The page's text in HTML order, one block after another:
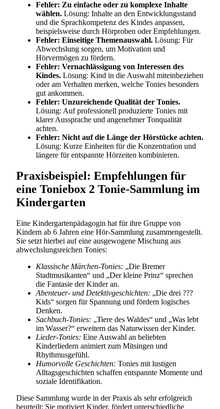
Fehler: Zu einfache oder zu komplexe Inhalte
wählen. Lösung: Inhalte an den Entwicklungsstand
und die Sprachkompetenz des Kindes anpassen,
beispielsweise durch Hörproben oder Empfehlungen.
Fehler: Einseitige Themenauswahl. Lösung: Für
Abwechslung sorgen, um Motivation und
Hörvermögen zu fördern.
Fehler: Vernachlässigung von Interessen des
Kindes. Lösung: Kind in die Auswahl miteinbeziehen
oder am Verhalten merken, welche Tonies besonders
gut ankommen.
Fehler: Unzureichende Qualität der Tonies.
Lösung: Auf professionell produzierte Tonies mit
klarer Aussprache und angenehmer Tonqualität
achten.
Fehler: Nicht auf die Länge der Hörstücke achten.
Lösung: Kurze Einheiten für die Konzentration und
längere für entspannte Hörzeiten kombinieren.
Praxisbeispiel: Empfehlungen für
eine Toniebox 2 Tonie-Sammlung im
Kindergarten
Eine Kindergartenpädagogin hat für ihre Gruppe von
Kindern ab 6 Jahren eine Hör-Sammlung zusammengestellt.
Sie setzt hierbei auf eine ausgewogene Mischung aus
abwechslungsreichen Tonies:
Klassische Märchen-Tonies: „Die Bremer
Stadtmusikanten“ und „Der kleine Prinz“ sprechen
die Fantasie der Kinder an.
Abenteuer- und Detektivgeschichten: „Die drei ???
Kids“ sorgen für Spannung und fördern logisches
Denken.
Sachbuch-Tonies: „Tiere des Waldes“ und „Was lebt
im Wasser?“ erweitern das Naturwissen der Kinder.
Lieder-Tonies: Eine Auswahl an beliebten
Kinderliedern animiert zum Mitsingen und
Rhythmusgefühl.
Humorvolle Geschichten: Tonies mit lustigen
Alltagsgeschichten schaffen entspannte Momente und
soziale Identifikation.
Diese Sammlung wurde in der Praxis als sehr erfolgreich
beurteilt: Sie motiviert Kinder, fördert unterschiedliche